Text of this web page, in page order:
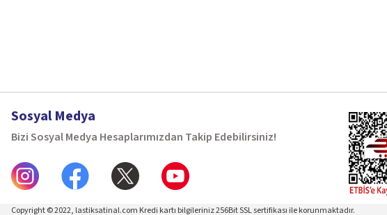
Sosyal Medya
Bizi Sosyal Medya Hesaplarımızdan Takip Edebilirsiniz!
Copyright © 2022, lastiksatinal.com Kredi kartı bilgileriniz 256Bit SSL sertifikası ile korunmaktadır.